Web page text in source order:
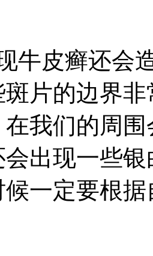
牛皮癣还会
片的边界
我们的周
出现一些
一定要根